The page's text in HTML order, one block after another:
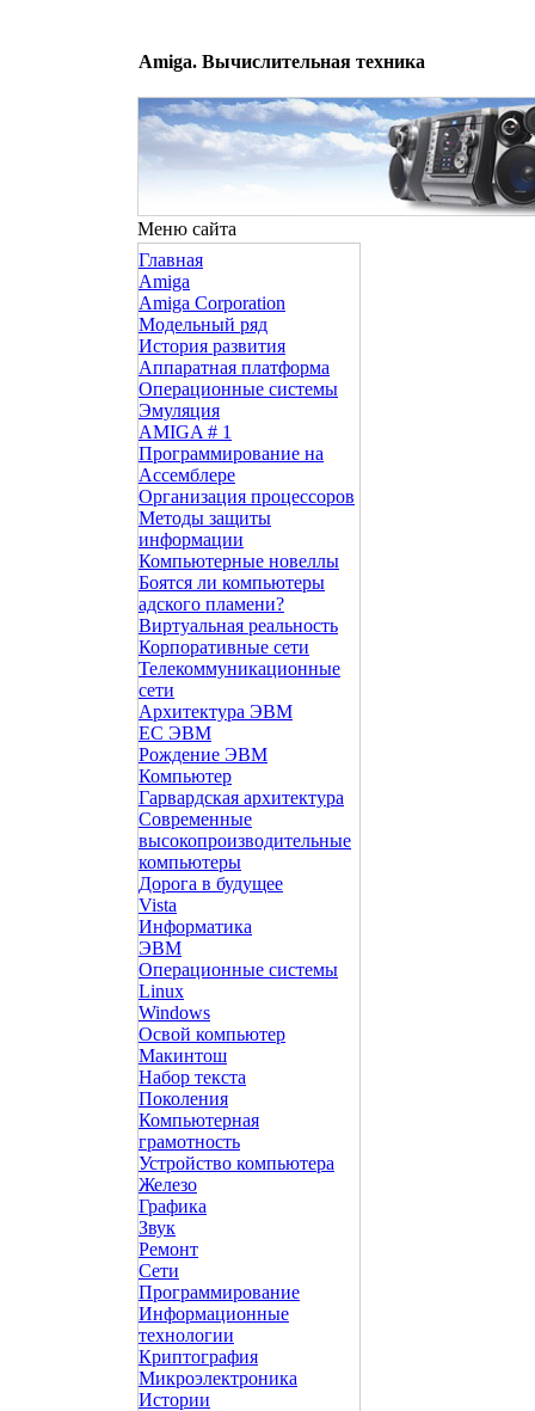
Amiga. Вычислительная техника
Меню сайта
Главная
Amiga
Amiga Corporation
Модельный ряд
История развития
Аппаратная платформа
Операционные системы
Эмуляция
AMIGA # 1
Программирование на
Ассемблере
Организация процессоров
Методы защиты
информации
Компьютерные новеллы
Боятся ли компьютеры
адского пламени?
Виртуальная реальность
Корпоративные сети
Телекоммуникационные
сети
Архитектура ЭВМ
ЕС ЭВМ
Рождение ЭВМ
Компьютер
Гарвардская архитектура
Современные
высокопроизводительные
компьютеры
Дорога в будущее
Vista
Инфоpматика
ЭВМ
Операционные системы
Linux
Windows
Освой компьютер
Макинтош
Набор текста
Поколения
Компьютерная
грамотность
Устройство компьютера
Железо
Графика
Звук
Ремонт
Сети
Программирование
Информационные
технологии
Криптография
Микроэлектроника
Истории